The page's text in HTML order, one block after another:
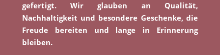
gefertigt. Wir glauben an Qualität,
Nachhaltigkeit und besondere Geschenke, die
Freude bereiten und lange in Erinnerung
bleiben.